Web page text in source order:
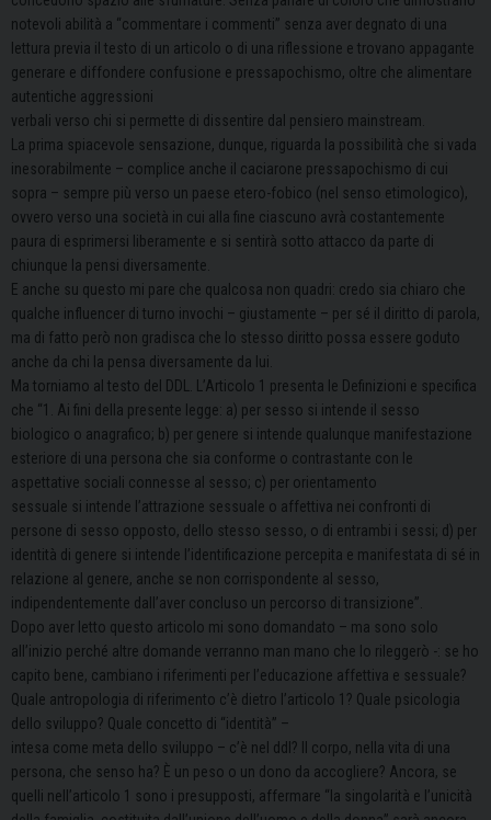
notevoli abilità a “commentare i commenti” senza aver degnato di una
lettura previa il testo di un articolo o di una riflessione e trovano appagante
generare e diffondere confusione e pressapochismo, oltre che alimentare
autentiche aggressioni
verbali verso chi si permette di dissentire dal pensiero mainstream.
La prima spiacevole sensazione, dunque, riguarda la possibilità che si vada
inesorabilmente – complice anche il caciarone pressapochismo di cui
sopra – sempre più verso un paese etero-fobico (nel senso etimologico),
ovvero verso una società in cui alla fine ciascuno avrà costantemente
paura di esprimersi liberamente e si sentirà sotto attacco da parte di
chiunque la pensi diversamente.
E anche su questo mi pare che qualcosa non quadri: credo sia chiaro che
qualche influencer di turno invochi – giustamente – per sé il diritto di parola,
ma di fatto però non gradisca che lo stesso diritto possa essere goduto
anche da chi la pensa diversamente da lui.
Ma torniamo al testo del DDL. L’Articolo 1 presenta le Definizioni e specifica
che “1. Ai fini della presente legge: a) per sesso si intende il sesso
biologico o anagrafico; b) per genere si intende qualunque manifestazione
esteriore di una persona che sia conforme o contrastante con le
aspettative sociali connesse al sesso; c) per orientamento
sessuale si intende l’attrazione sessuale o affettiva nei confronti di
persone di sesso opposto, dello stesso sesso, o di entrambi i sessi; d) per
identità di genere si intende l’identificazione percepita e manifestata di sé in
relazione al genere, anche se non corrispondente al sesso,
indipendentemente dall’aver concluso un percorso di transizione”.
Dopo aver letto questo articolo mi sono domandato – ma sono solo
all’inizio perché altre domande verranno man mano che lo rileggerò -: se ho
capito bene, cambiano i riferimenti per l’educazione affettiva e sessuale?
Quale antropologia di riferimento c’è dietro l’articolo 1? Quale psicologia
dello sviluppo? Quale concetto di “identità” –
intesa come meta dello sviluppo – c’è nel ddl? Il corpo, nella vita di una
persona, che senso ha? È un peso o un dono da accogliere? Ancora, se
quelli nell’articolo 1 sono i presupposti, affermare “la singolarità e l’unicità